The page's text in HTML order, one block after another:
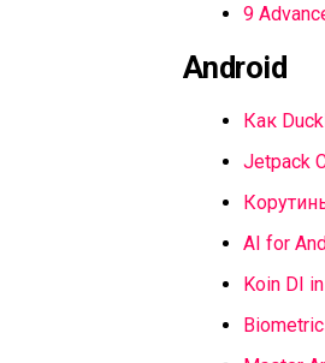
9
Android
Как
Jetpack
AI for
Koin DI